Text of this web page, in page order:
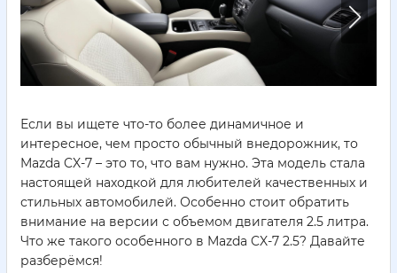
Если вы ищете что-то более динамичное и
интересное, чем просто обычный внедорожник, то
Mazda CX-7 – это то, что вам нужно. Эта модель стала
настоящей находкой для любителей качественных и
стильных автомобилей. Особенно стоит обратить
внимание на версии с объемом двигателя 2.5 литра.
Что же такого особенного в Mazda CX-7 2.5? Давайте
разберёмся!